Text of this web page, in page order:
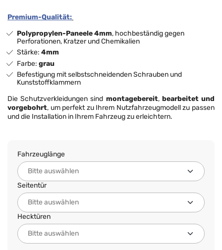
Premium-Qualität:
Polypropylen-Paneele 4mm, hochbeständig gegen
Perforationen, Kratzer und Chemikalien
Stärke:4mm
Farbe:grau
Befestigung mit selbstschneidenden Schrauben und
Kunststoffklammern
Die Schutzverkleidungen sind montagebereit, bearbeitet und
vorgebohrt, um perfekt zu Ihrem Nutzfahrzeugmodell zu passen
und die Installation in Ihrem Fahrzeug zu erleichtern.
Fahrzeuglänge
Seitentür
Hecktüren